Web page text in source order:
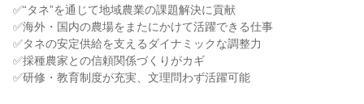
✅“タネ”を通じて地域農業の課題解決に貢献
✅海外・国内の農場をまたにかけて活躍できる仕事
✅タネの安定供給を支えるダイナミックな調整力
✅採種農家との信頼関係づくりがカギ
✅研修・教育制度が充実、文理問わず活躍可能